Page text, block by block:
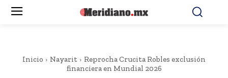
Inicio Nayarit
Reprocha Crucita Robles exclusión
financiera en Mundial 2026